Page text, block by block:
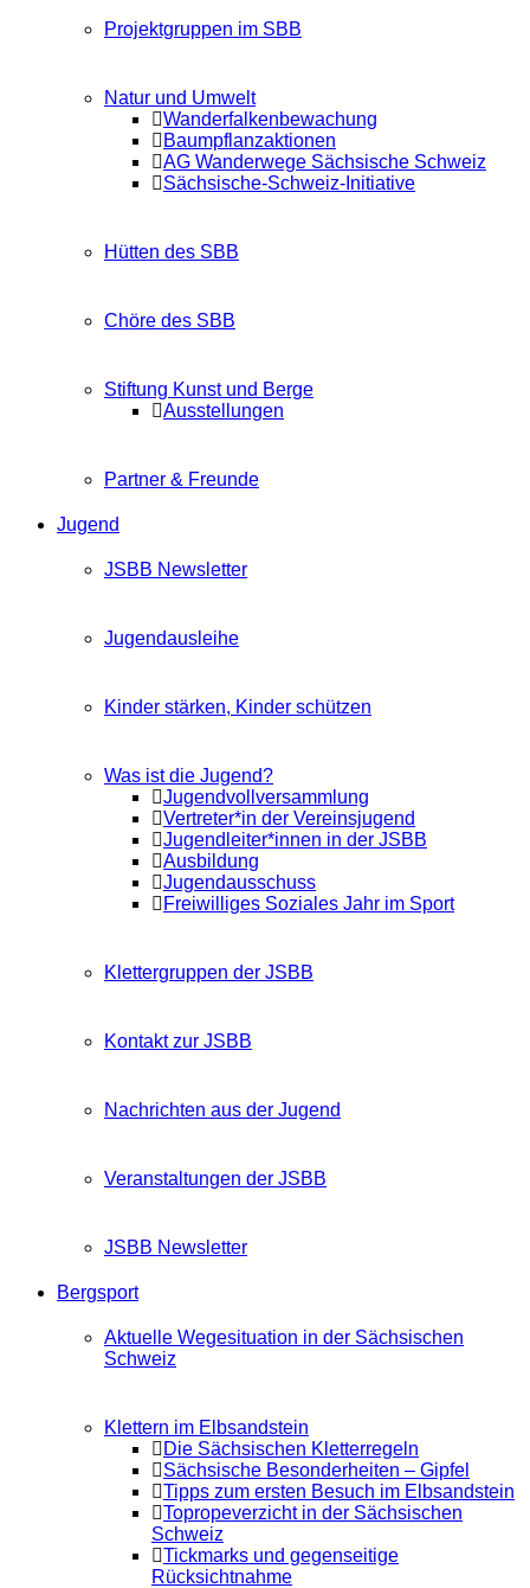
Projektgruppen im SBB
Natur und Umwelt
Wanderfalkenbewachung
Baumpflanzaktionen
AG Wanderwege Sächsische Schweiz
Sächsische-Schweiz-Initiative
Hütten des SBB
Chöre des SBB
Stiftung Kunst und Berge
Ausstellungen
Partner & Freunde
Jugend
JSBB Newsletter
Jugendausleihe
Kinder stärken, Kinder schützen
Was ist die Jugend?
Jugendvollversammlung
Vertreter*in der Vereinsjugend
Jugendleiter*innen in der JSBB
Ausbildung
Jugendausschuss
Freiwilliges Soziales Jahr im Sport
Klettergruppen der JSBB
Kontakt zur JSBB
Nachrichten aus der Jugend
Veranstaltungen der JSBB
JSBB Newsletter
Bergsport
Aktuelle Wegesituation in der Sächsischen
Schweiz
Klettern im Elbsandstein
Die Sächsischen Kletterregeln
Sächsische Besonderheiten – Gipfel
Tipps zum ersten Besuch im Elbsandstein
Topropeverzicht in der Sächsischen
Schweiz
Tickmarks und gegenseitige
Rücksichtnahme